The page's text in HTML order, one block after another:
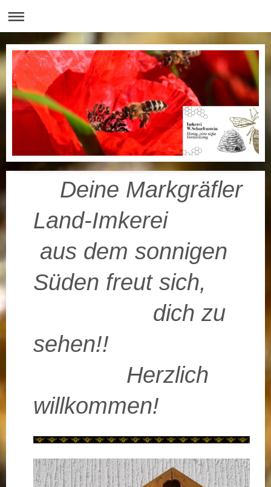
Deine Markgräfler
Land-Imkerei
aus dem sonnigen
Süden freut sich,
dich zu
sehen!!
Herzlich
willkommen!